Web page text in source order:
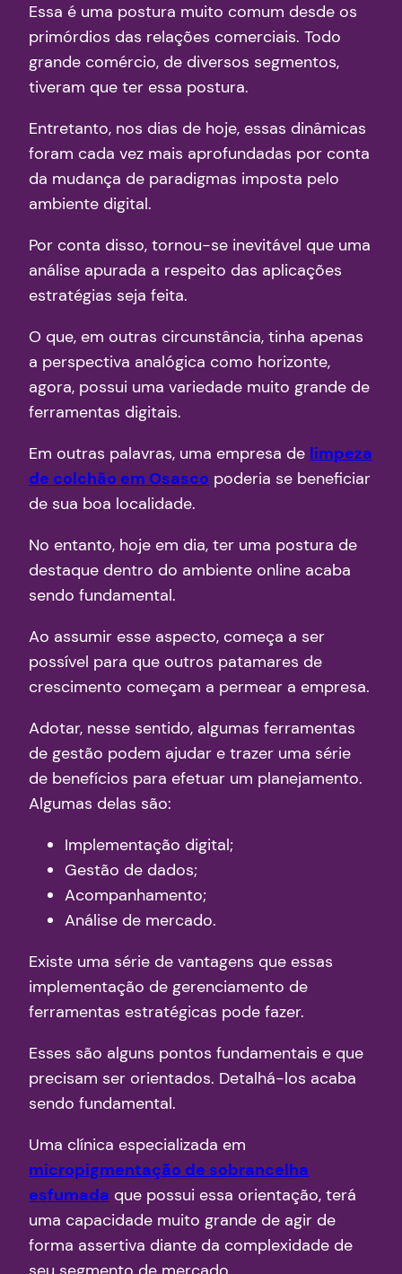
Essa é uma postura muito comum desde os
primórdios das relações comerciais. Todo
grande comércio, de diversos segmentos,
tiveram que ter essa postura.
Entretanto, nos dias de hoje, essas dinâmicas
foram cada vez mais aprofundadas por conta
da mudança de paradigmas imposta pelo
ambiente digital.
Por conta disso, tornou-se inevitável que uma
análise apurada a respeito das aplicações
estratégias seja feita.
O que, em outras circunstância, tinha apenas
a perspectiva analógica como horizonte,
agora, possui uma variedade muito grande de
ferramentas digitais.
Em outras palavras, uma empresa de limpeza
de colchão em Osasco poderia se beneficiar
de sua boa localidade.
No entanto, hoje em dia, ter uma postura de
destaque dentro do ambiente online acaba
sendo fundamental.
Ao assumir esse aspecto, começa a ser
possível para que outros patamares de
crescimento começam a permear a empresa.
Adotar, nesse sentido, algumas ferramentas
de gestão podem ajudar e trazer uma série
de benefícios para efetuar um planejamento.
Algumas delas são:
Implementação digital;
Gestão de dados;
Acompanhamento;
Análise de mercado.
Existe uma série de vantagens que essas
implementação de gerenciamento de
ferramentas estratégicas pode fazer.
Esses são alguns pontos fundamentais e que
precisam ser orientados. Detalhá-los acaba
sendo fundamental.
Uma clínica especializada em
micropigmentação de sobrancelha
esfumada que possui essa orientação, terá
uma capacidade muito grande de agir de
forma assertiva diante da complexidade de